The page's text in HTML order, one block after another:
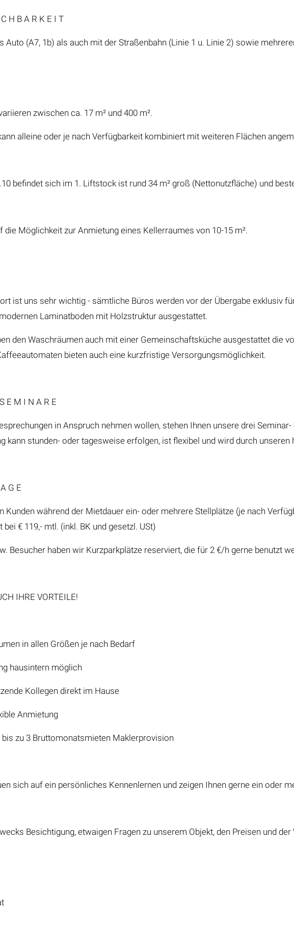
H B A R K E I T
(A7, 1b) als auch mit der Straßenbahn (Linie 1 u. Linie 2) sowie
zwischen ca. 17 m² und 400 m².
alleine oder je nach Verfügbarkeit kombiniert mit weiteren Flächen
befindet sich im 1. Liftstock ist rund 34 m² groß (Nettonutzfläche) und
die Möglichkeit zur Anmietung eines Kellerraumes von 10-15 m².
ist uns sehr wichtig - sämtliche Büros werden vor der Übergabe exklusiv
Laminatboden mit Holzstruktur ausgestattet.
den Waschräumen auch mit einer Gemeinschaftsküche ausgestattet die
bieten auch eine kurzfristige Versorgungsmöglichkeit.
E M I N A R E
in Anspruch nehmen wollen, stehen Ihnen unsere drei
kann stunden- oder tagesweise erfolgen, ist flexibel und wird durch
G E
Kunden während der Mietdauer ein- oder mehrere Stellplätze (je nach
€ 119,- mtl. (inkl. BK und gesetzl. USt)
Besucher haben wir Kurzparkplätze reserviert, die für 2 €/h gerne benutzt
IHRE VORTEILE!
in allen Größen je nach Bedarf
hausintern möglich
Kollegen direkt im Hause
Anmietung
zu 3 Bruttomonatsmieten Maklerprovision
sich auf ein persönliches Kennenlernen und zeigen Ihnen gerne ein oder
Besichtigung, etwaigen Fragen zu unserem Objekt, den Preisen und